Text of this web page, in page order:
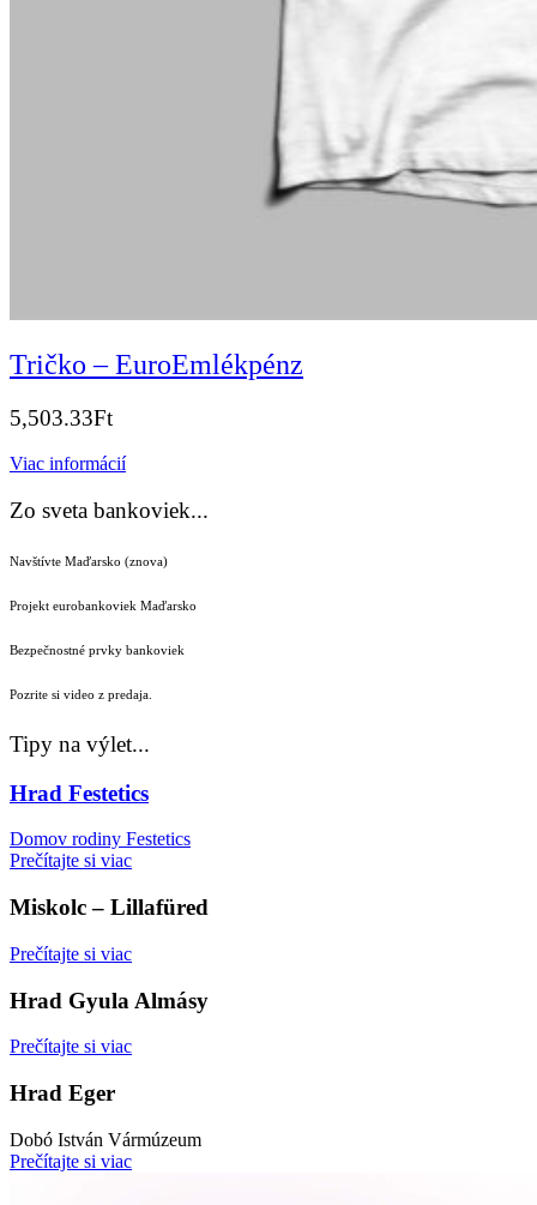
Tričko – EuroEmlékpénz
5,503.33Ft
Viac informácií
Zo sveta bankoviek...
Navštívte Maďarsko (znova)
Projekt eurobankoviek Maďarsko
Bezpečnostné prvky bankoviek
Pozrite si video z predaja.
Tipy na výlet...
Hrad Festetics
Domov rodiny Festetics
Prečítajte si viac
Miskolc – Lillafüred
Prečítajte si viac
Hrad Gyula Almásy
Prečítajte si viac
Hrad Eger
Dobó István Vármúzeum
Prečítajte si viac